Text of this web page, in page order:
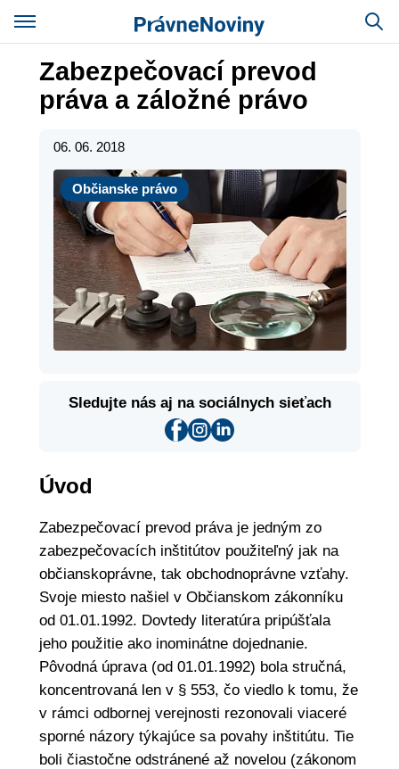
Zabezpečovací prevod
práva a záložné právo
06. 06. 2018
Občianske právo
Občianske právo
Sledujte nás aj na sociálnych sieťach
Úvod
Zabezpečovací prevod práva je jedným zo
zabezpečovacích inštitútov použiteľný jak na
občianskoprávne, tak obchodnoprávne vzťahy.
Svoje miesto našiel v Občianskom zákonníku
od 01.01.1992. Dovtedy literatúra pripúšťala
jeho použitie ako inominátne dojednanie.
Pôvodná úprava (od 01.01.1992) bola stručná,
koncentrovaná len v § 553, čo viedlo k tomu, že
v rámci odbornej verejnosti rezonovali viaceré
sporné názory týkajúce sa povahy inštitútu. Tie
boli čiastočne odstránené až novelou (zákonom